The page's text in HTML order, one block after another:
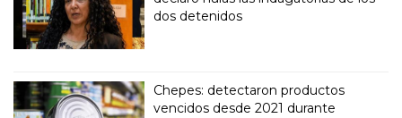
dos detenidos
Chepes: detectaron productos
vencidos desde 2021 durante